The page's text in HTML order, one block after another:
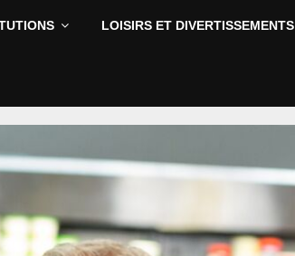
LOISIRS ET DIVERTISSEMENTS